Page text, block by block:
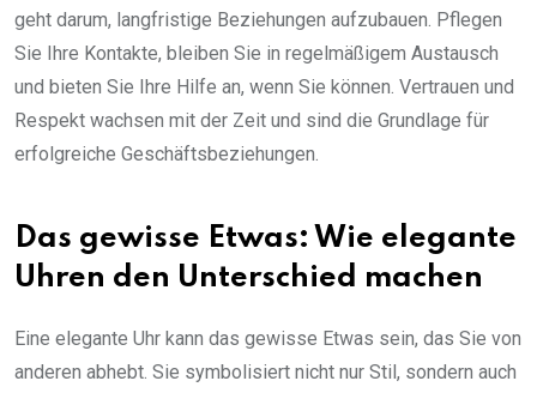
geht darum, langfristige Beziehungen aufzubauen. Pflegen
Sie Ihre Kontakte, bleiben Sie in regelmäßigem Austausch
und bieten Sie Ihre Hilfe an, wenn Sie können. Vertrauen und
Respekt wachsen mit der Zeit und sind die Grundlage für
erfolgreiche Geschäftsbeziehungen.
Das gewisse Etwas: Wie elegante
Uhren den Unterschied machen
Eine elegante Uhr kann das gewisse Etwas sein, das Sie von
anderen abhebt. Sie symbolisiert nicht nur Stil, sondern auch